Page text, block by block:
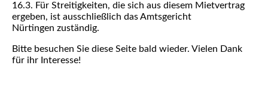
16.3. Für Streitigkeiten, die sich aus diesem Mietvertrag
ergeben, ist ausschließlich das Amtsgericht
Nürtingen zuständig.
Bitte besuchen Sie diese Seite bald wieder. Vielen Dank
für ihr Interesse!